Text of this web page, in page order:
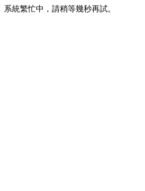
系統繁忙中，請稍等幾秒再試。